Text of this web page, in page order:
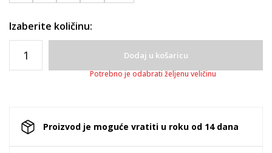
Izaberite količinu:
Dodaj u košaricu
Potrebno je odabrati željenu veličinu
Proizvod je moguće vratiti u roku od 14 dana